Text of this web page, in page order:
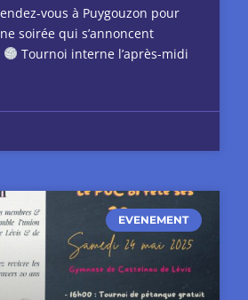
vous à Puygouzon pour
soirée qui s’annoncent
Tournoi interne l’après-midi
EVENEMENT